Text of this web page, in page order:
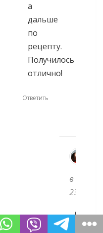
а
дальше
по
рецепту.
Получилось
отлично!
Ответить
в
23:59
Супер!
Очень